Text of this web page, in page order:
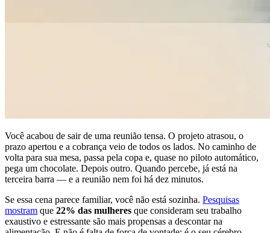
Você acabou de sair de uma reunião tensa. O projeto atrasou, o
prazo apertou e a cobrança veio de todos os lados. No caminho de
volta para sua mesa, passa pela copa e, quase no piloto automático,
pega um chocolate. Depois outro. Quando percebe, já está na
terceira barra — e a reunião nem foi há dez minutos.
Se essa cena parece familiar, você não está sozinha. Pesquisas
mostram que 22% das mulheres que consideram seu trabalho
exaustivo e estressante são mais propensas a descontar na